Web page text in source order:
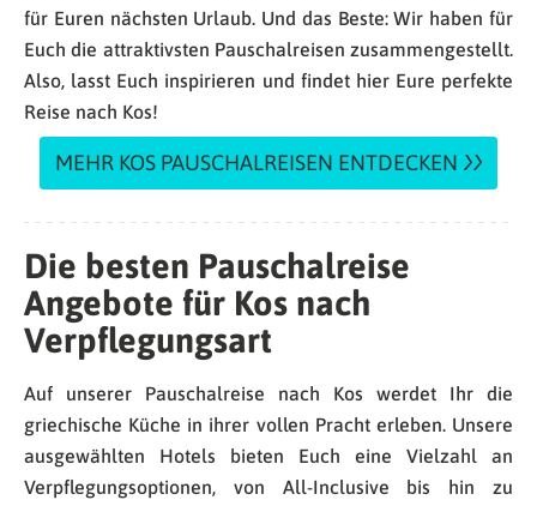
für Euren nächsten Urlaub. Und das Beste: Wir haben für
Euch die attraktivsten Pauschalreisen zusammengestellt.
Also, lasst Euch inspirieren und findet hier Eure perfekte
Reise nach Kos!
MEHR KOS PAUSCHALREISEN ENTDECKEN
Die besten Pauschalreise
Angebote für Kos nach
Verpflegungsart
Auf unserer Pauschalreise nach Kos werdet Ihr die
griechische Küche in ihrer vollen Pracht erleben. Unsere
ausgewählten Hotels bieten Euch eine Vielzahl an
Verpflegungsoptionen, von All-Inclusive bis hin zu